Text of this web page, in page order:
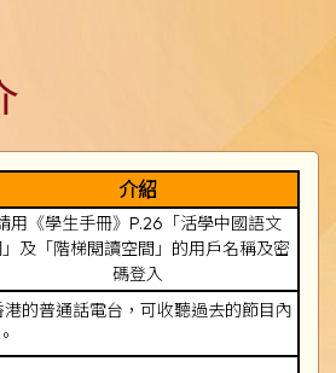
介紹
用《學生手冊》P.26「活學中國語文
及「階梯閲讀空間」的用戶名稱及密
碼登入
港的普通話電台，可收聽過去的節目內